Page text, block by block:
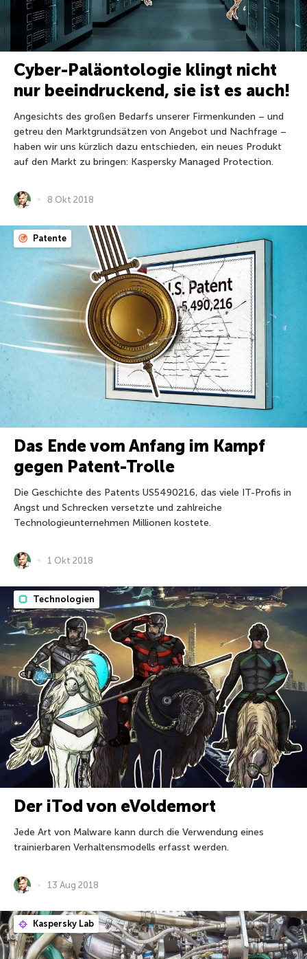
Cyber-Paläontologie klingt nicht
nur beeindruckend, sie ist es auch!
Angesichts des großen Bedarfs unserer Firmenkunden – und
getreu den Marktgrundsätzen von Angebot und Nachfrage –
haben wir uns kürzlich dazu entschieden, ein neues Produkt
auf den Markt zu bringen: Kaspersky Managed Protection.
8 Okt 2018
Patente
Das Ende vom Anfang im Kampf
gegen Patent-Trolle
Die Geschichte des Patents US5490216, das viele IT-Profis in
Angst und Schrecken versetzte und zahlreiche
Technologieunternehmen Millionen kostete.
1 Okt 2018
Technologien
Der iTod von eVoldemort
Jede Art von Malware kann durch die Verwendung eines
trainierbaren Verhaltensmodells erfasst werden.
13 Aug 2018
Kaspersky Lab